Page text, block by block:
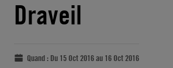
Draveil
Quand : Du 15 Oct 2016 au 16 Oct 2016